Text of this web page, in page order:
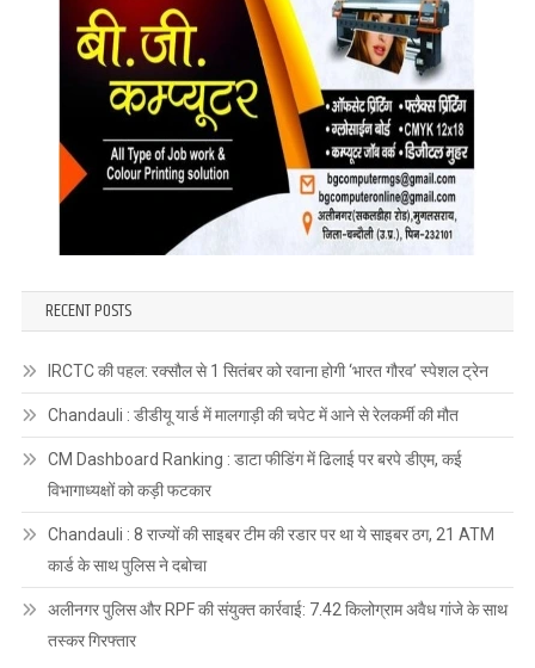
RECENT POSTS
IRCTC की पहल: रक्सौल से 1 सितंबर को रवाना होगी ‘भारत गौरव’ स्पेशल ट्रेन
Chandauli : डीडीयू यार्ड में मालगाड़ी की चपेट में आने से रेलकर्मी की मौत
CM Dashboard Ranking : डाटा फीडिंग में ढिलाई पर बरपे डीएम, कई
विभागाध्यक्षों को कड़ी फटकार
Chandauli : 8 राज्यों की साइबर टीम की रडार पर था ये साइबर ठग, 21 ATM
कार्ड के साथ पुलिस ने दबोचा
अलीनगर पुलिस और RPF की संयुक्त कार्रवाई: 7.42 किलोग्राम अवैध गांजे के साथ
तस्कर गिरफ्तार